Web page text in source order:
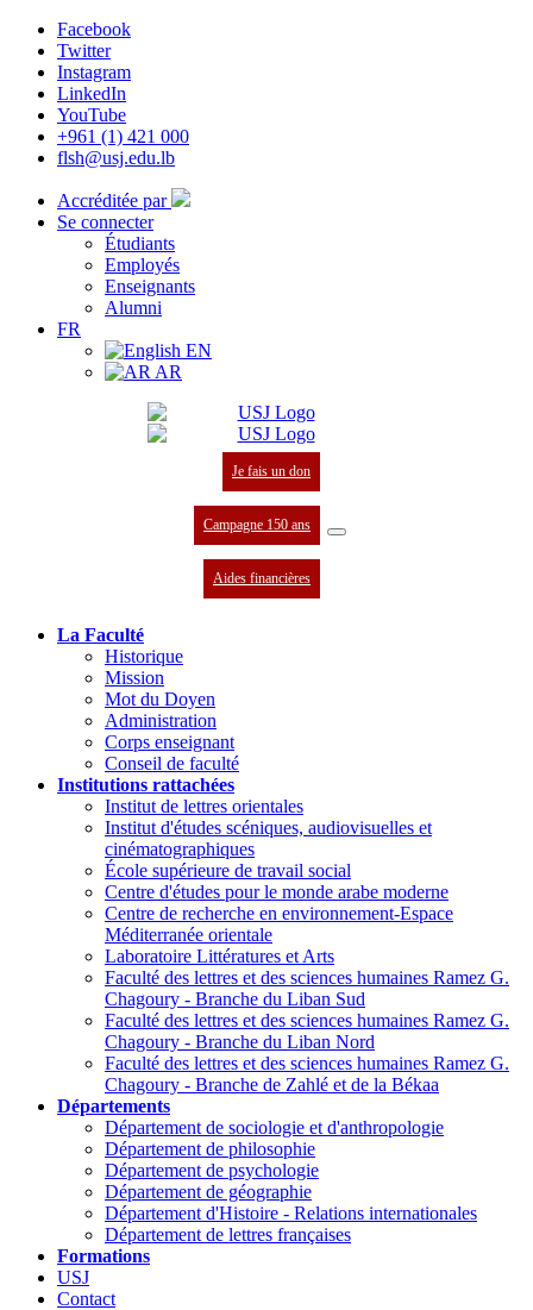
Facebook
Twitter
Instagram
LinkedIn
YouTube
+961 (1) 421 000
flsh@usj.edu.lb
Accréditée par
Se connecter
Étudiants
Employés
Enseignants
Alumni
FR
EN
AR
Je fais un don
Campagne 150 ans
Aides financières
La Faculté
Historique
Mission
Mot du Doyen
Administration
Corps enseignant
Conseil de faculté
Institutions rattachées
Institut de lettres orientales
Institut d'études scéniques, audiovisuelles et
cinématographiques
École supérieure de travail social
Centre d'études pour le monde arabe moderne
Centre de recherche en environnement-Espace
Méditerranée orientale
Laboratoire Littératures et Arts
Faculté des lettres et des sciences humaines Ramez G.
Chagoury - Branche du Liban Sud
Faculté des lettres et des sciences humaines Ramez G.
Chagoury - Branche du Liban Nord
Faculté des lettres et des sciences humaines Ramez G.
Chagoury - Branche de Zahlé et de la Békaa
Départements
Département de sociologie et d'anthropologie
Département de philosophie
Département de psychologie
Département de géographie
Département d'Histoire - Relations internationales
Département de lettres françaises
Formations
USJ
Contact